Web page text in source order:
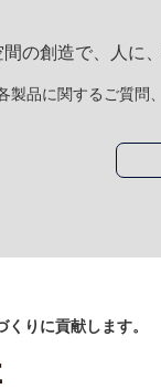
の創造で、人に
製品に関するご質問
りに貢献します。